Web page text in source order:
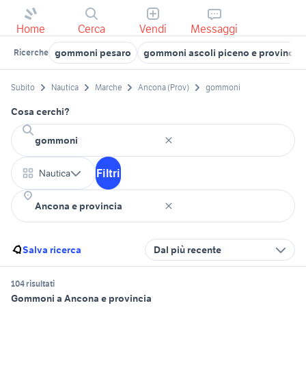
Home Cerca Vendi Messaggi
Ricerche gommoni pesaro gommoni ascoli piceno e provincia
Subito Nautica Marche Ancona (Prov) gommoni
Cosa cerchi?
Nautica Filtri
Salva ricerca Dal più recente
104 risultati
Gommoni a Ancona e provincia